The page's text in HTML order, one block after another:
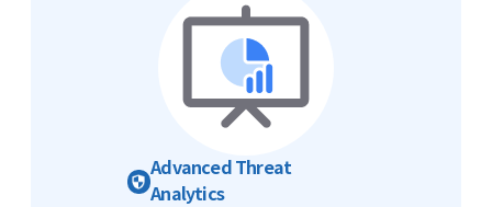
Advanced Threat
Analytics